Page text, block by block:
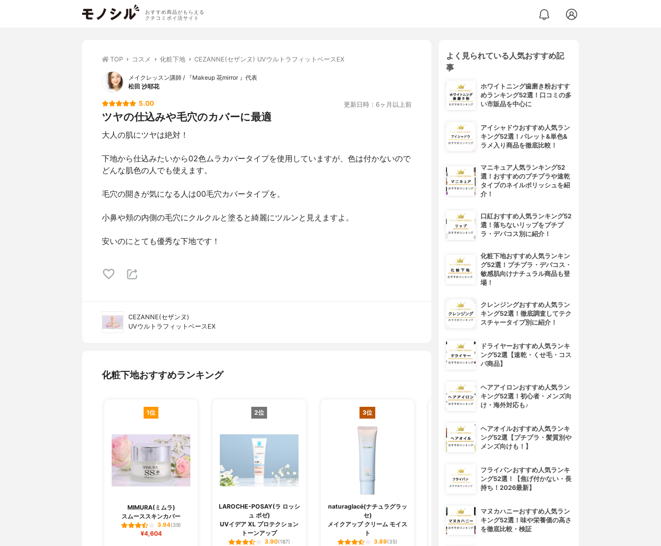
おすすめ商品がもらえる
クチコミポイ活サイト
TOP コスメ 化粧下地 CEZANNE(セザンヌ) UVウルトラフィットベースEX
メイクレッスン講師 / 『Makeup 花mirror 』代表
松田 沙耶花
5.00 更新日時：6ヶ月以上前
ツヤの仕込みや毛穴のカバーに最適
大人の肌にツヤは絶対！
下地から仕込みたいから02色ムラカバータイプを使用していますが、色は付かないので
どんな肌色の人でも使えます。
毛穴の開きが気になる人は00毛穴カバータイプを。
小鼻や頬の内側の毛穴にクルクルと塗ると綺麗にツルンと見えますよ。
安いのにとても優秀な下地です！
CEZANNE(セザンヌ)
UVウルトラフィットベースEX
化粧下地おすすめランキング
1位
MIMURA(ミムラ)
スムーススキンカバー
3.94(39)
¥4,604
2位
LAROCHE-POSAY(ラ ロッシ
ュ ポゼ)
UVイデア XL プロテクション
トーンアップ
3.90(187)
3位
naturaglacé(ナチュラグラッ
セ)
メイクアップ クリーム モイス
ト
3.89(35)
CEZANNE(セザンヌ)
UVウルトラフィットベースEX
3.87(18)
¥748
Obagi(オバジ)
マルチプロテクト UV乳液
よく見られている人気おすすめ記
事
ホワイトニング歯磨き粉おすす
めランキング52選！口コミの多
い市販品を中心に
アイシャドウおすすめ人気ラン
キング52選！パレット&単色&
ラメ入り商品を徹底比較！
マニキュア人気ランキング52
選！おすすめのプチプラや速乾
タイプのネイルポリッシュを紹
介！
口紅おすすめ人気ランキング52
選！落ちないリップをプチプ
ラ・デパコス別に紹介！
化粧下地おすすめ人気ランキン
グ52選！プチプラ・デパコス・
敏感肌向けナチュラル商品も登
場！
クレンジングおすすめ人気ラン
キング52選！徹底調査してテク
スチャータイプ別に紹介！
ドライヤーおすすめ人気ランキ
ング52選【速乾・くせ毛・コス
パ商品】
ヘアアイロンおすすめ人気ラン
キング52選！初心者・メンズ向
け・海外対応も♪
ヘアオイルおすすめ人気ランキ
ング52選【プチプラ・髪質別や
メンズ向けも！】
フライパンおすすめ人気ランキ
ング52選！【焦げ付かない・長
持ち！2026最新】
マヌカハニーおすすめ人気ラン
キング52選！味や栄養価の高さ
を徹底比較・検証